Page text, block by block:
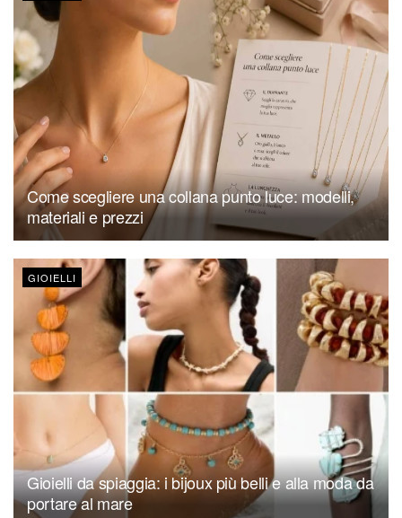
Come scegliere una collana punto luce: modelli,
materiali e prezzi
GIOIELLI
Gioielli da spiaggia: i bijoux più belli e alla moda da
portare al mare